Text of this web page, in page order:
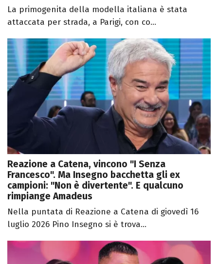
La primogenita della modella italiana è stata
attaccata per strada, a Parigi, con co...
Reazione a Catena, vincono "I Senza
Francesco". Ma Insegno bacchetta gli ex
campioni: "Non è divertente". E qualcuno
rimpiange Amadeus
Nella puntata di Reazione a Catena di giovedì 16
luglio 2026 Pino Insegno si è trova...